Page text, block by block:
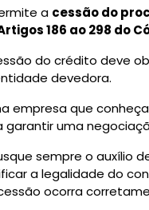
a cessão do
186 ao 298 do
do crédito deve
devedora.
empresa que
garantir uma
sempre o auxílio
a legalidade do
ocorra